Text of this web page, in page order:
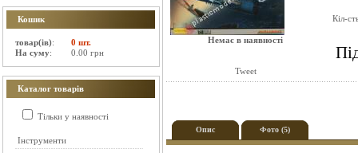
Кошик
товар(ів):
0 шт.
На суму: 0.00 грн
Каталог товарів
Тільки у наявності
Інструменти
Немає в наявності
Tweet
Кіл-
Опис Фото (5)